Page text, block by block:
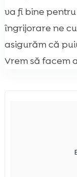
va fi bine
îngrijorare ne
asigurăm că
Vrem să facem